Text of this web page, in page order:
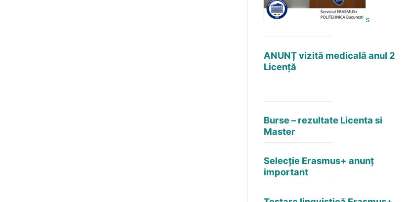
s
ANUNȚ vizită medicală anul 2
Licență
Burse – rezultate Licenta si
Master
Selecție Erasmus+ anunț
important